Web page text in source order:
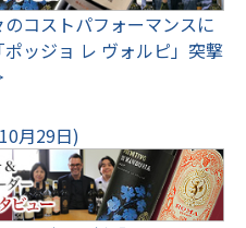
コストパフォーマンスに
ッジョ レ ヴォルピ」突撃
月29日)